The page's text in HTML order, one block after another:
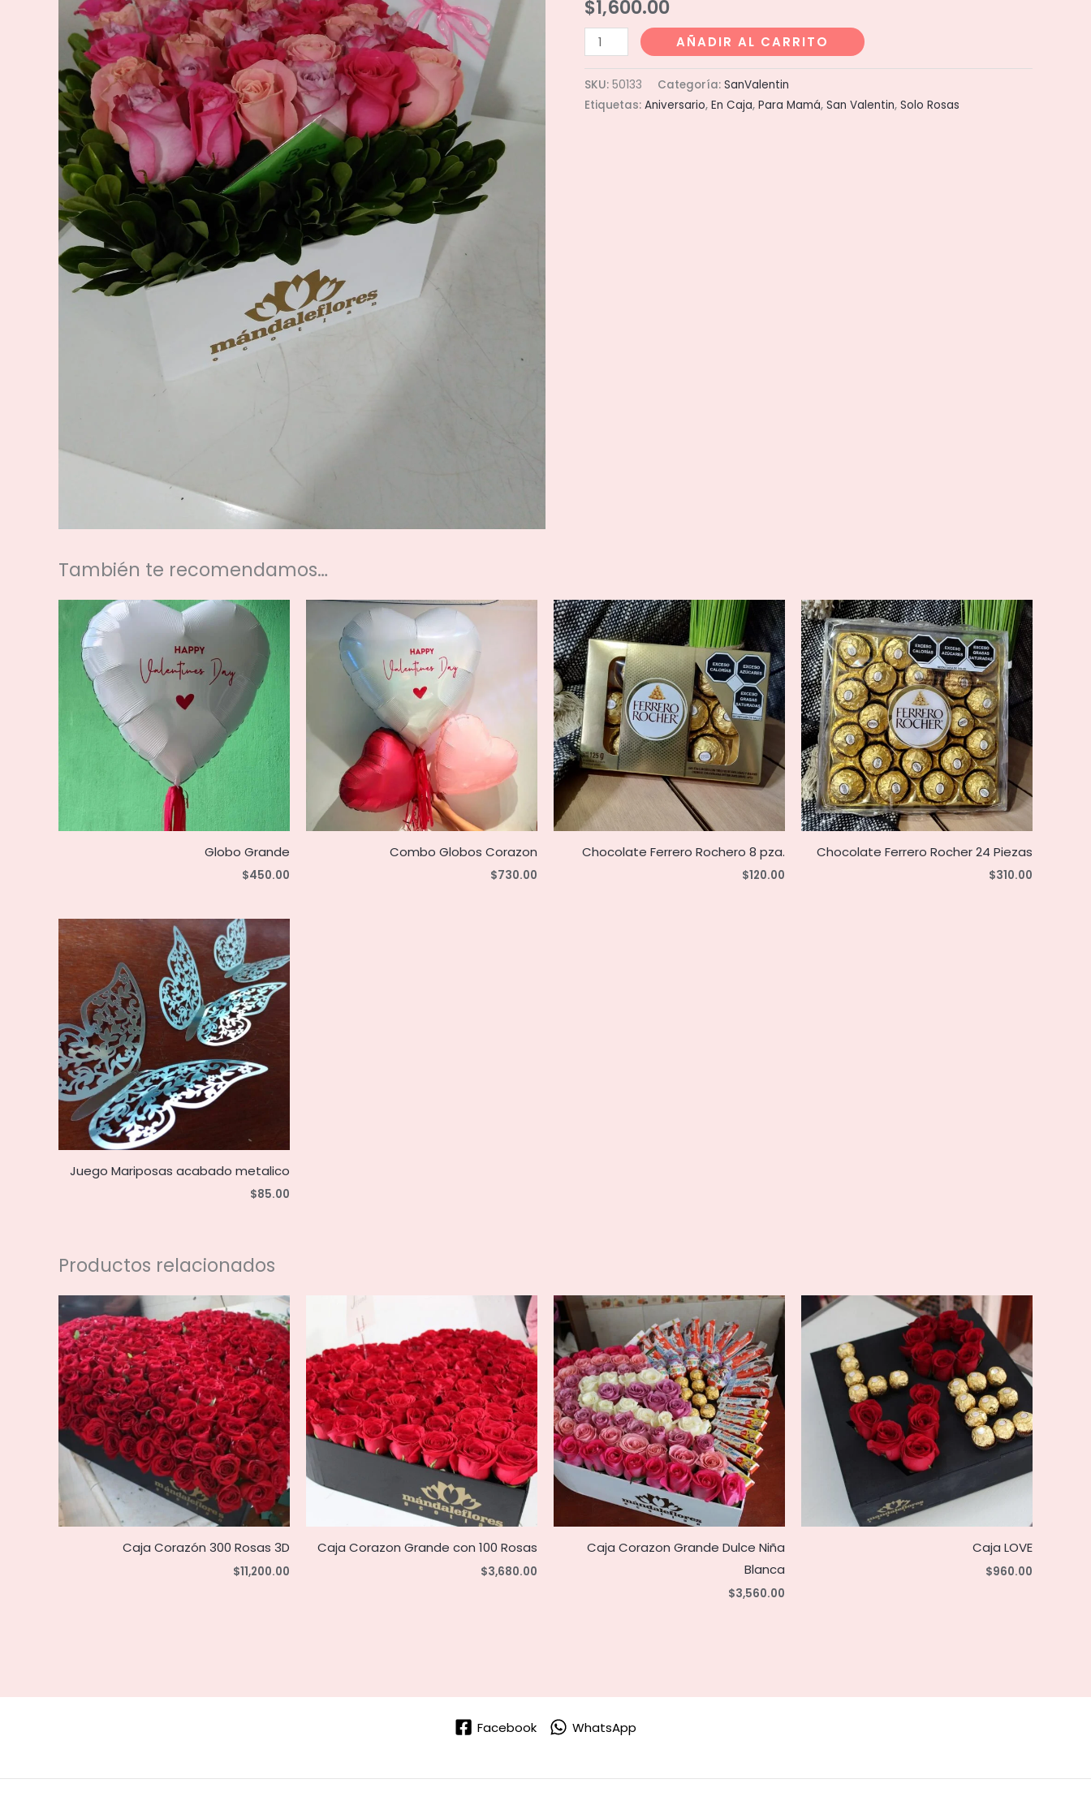
$1,600.00
Caja
36
Elevada
cantidad
AÑADIR AL CARRITO
SKU: 50133 Categoría: SanValentin
Etiquetas: Aniversario, En Caja, Para Mamá, San Valentin, Solo Rosas
También te recomendamos…
Globo Grande
$450.00
Combo Globos Corazon
$730.00
Chocolate Ferrero Rochero 8 pza.
$120.00
Chocolate Ferrero Rocher 24 Piezas
$310.00
Juego Mariposas acabado metalico
$85.00
Productos relacionados
Caja Corazón 300 Rosas 3D
$11,200.00
Caja Corazon Grande con 100 Rosas
$3,680.00
Caja Corazon Grande Dulce Niña
Blanca
$3,560.00
Caja LOVE
$960.00
Facebook WhatsApp